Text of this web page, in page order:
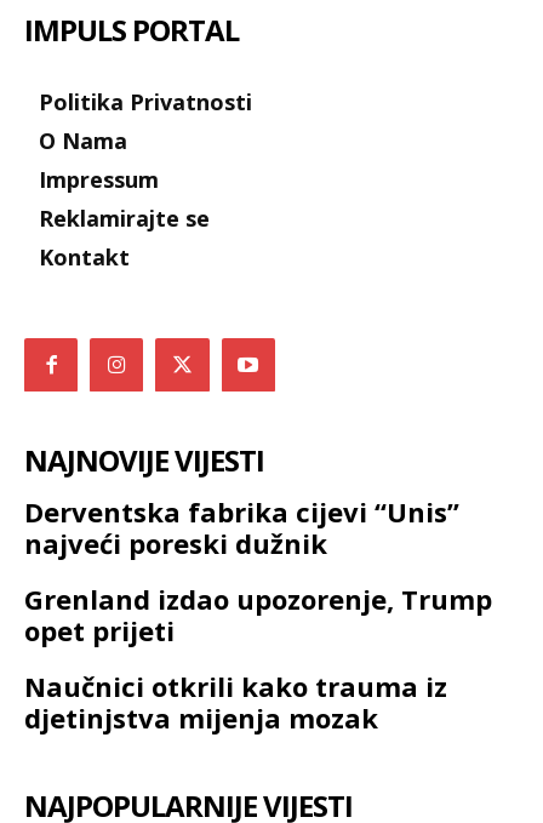
IMPULS PORTAL
Politika Privatnosti
O Nama
Impressum
Reklamirajte se
Kontakt
NAJNOVIJE VIJESTI
Derventska fabrika cijevi “Unis”
najveći poreski dužnik
Grenland izdao upozorenje, Trump
opet prijeti
Naučnici otkrili kako trauma iz
djetinjstva mijenja mozak
NAJPOPULARNIJE VIJESTI